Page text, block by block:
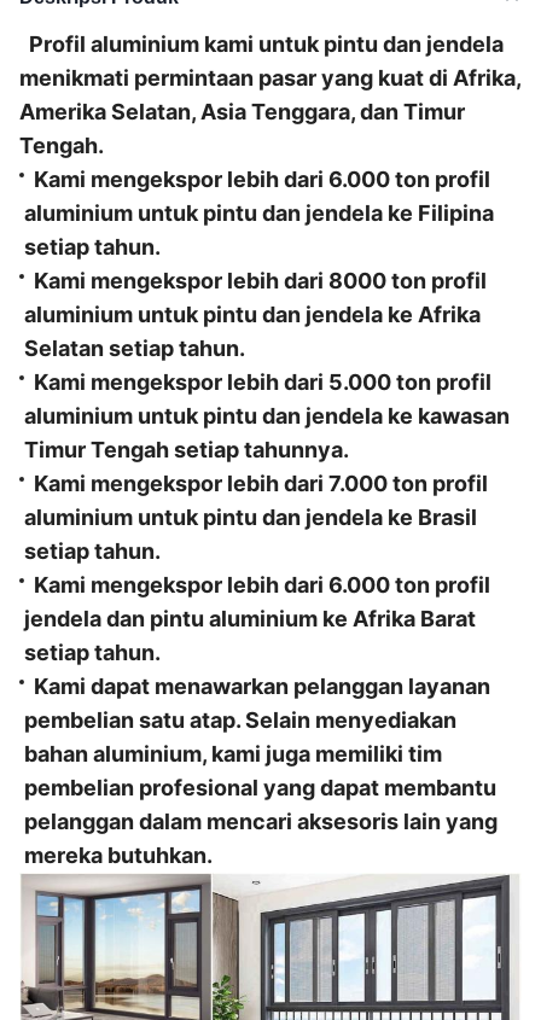
Profil aluminium kami untuk pintu dan jendela
menikmati permintaan pasar yang kuat di Afrika,
Amerika Selatan, Asia Tenggara, dan Timur
Tengah.
Kami mengekspor lebih dari 6.000 ton profil
aluminium untuk pintu dan jendela ke Filipina
setiap tahun.
Kami mengekspor lebih dari 8000 ton profil
aluminium untuk pintu dan jendela ke Afrika
Selatan setiap tahun.
Kami mengekspor lebih dari 5.000 ton profil
aluminium untuk pintu dan jendela ke kawasan
Timur Tengah setiap tahunnya.
Kami mengekspor lebih dari 7.000 ton profil
aluminium untuk pintu dan jendela ke Brasil
setiap tahun.
Kami mengekspor lebih dari 6.000 ton profil
jendela dan pintu aluminium ke Afrika Barat
setiap tahun.
Kami dapat menawarkan pelanggan layanan
pembelian satu atap. Selain menyediakan
bahan aluminium, kami juga memiliki tim
pembelian profesional yang dapat membantu
pelanggan dalam mencari aksesoris lain yang
mereka butuhkan.